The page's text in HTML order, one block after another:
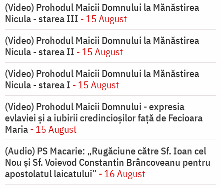
(Video) Prohodul Maicii Domnului la Mănăstirea
Nicula - starea III - 15 August
(Video) Prohodul Maicii Domnului la Mănăstirea
Nicula - starea II - 15 August
(Video) Prohodul Maicii Domnului la Mănăstirea
Nicula - starea I - 15 August
(Video) Prohodul Maicii Domnului - expresia
evlaviei și a iubirii credincioșilor față de Fecioara
Maria- 15 August
(Audio) PS Macarie: „Rugăciune către Sf. Ioan cel
Nou și Sf. Voievod Constantin Brâncoveanu pentru
apostolatul laicatului” - 16 August